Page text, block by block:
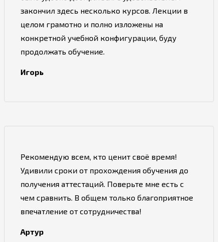
закончил здесь несколько курсов. Лекции в
целом грамотно и полно изложены на
конкретной учебной конфигурации, буду
продолжать обучение.
Игорь
Рекомендую всем, кто ценит своё время!
Удивили сроки от прохождения обучения до
получения аттестаций. Поверьте мне есть с
чем сравнить. В общем только благоприятное
впечатление от сотрудничества!
Артур